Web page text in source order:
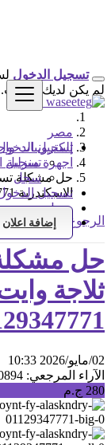
تسجيل
تسجيل
سجل
تسجيل
سجل
إضافة اعلان
تسجيل الدخول
لم يكن لديك حساب.
مصر
إلكترونيات
اجهزة منزلية
حل مشكلة
الاسكندرية 01129347771
الرجوع إلى النتائج
حل
ثلاجة
02/مايو/2026 10:33
الآراء المرجعي: 10894
280 ج.م